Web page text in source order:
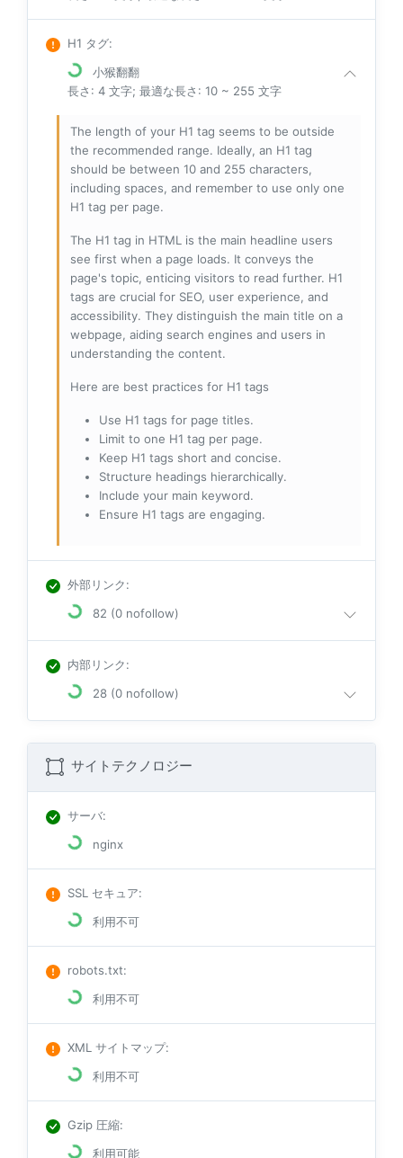
H1 タグ:
小猴翻翻
長さ: 4 文字; 最適な長さ: 10 ~ 255 文字
The length of your H1 tag seems to be outside
the recommended range. Ideally, an H1 tag
should be between 10 and 255 characters,
including spaces, and remember to use only one
H1 tag per page.
The H1 tag in HTML is the main headline users
see first when a page loads. It conveys the
page's topic, enticing visitors to read further. H1
tags are crucial for SEO, user experience, and
accessibility. They distinguish the main title on a
webpage, aiding search engines and users in
understanding the content.
Here are best practices for H1 tags
Use H1 tags for page titles.
Limit to one H1 tag per page.
Keep H1 tags short and concise.
Structure headings hierarchically.
Include your main keyword.
Ensure H1 tags are engaging.
外部リンク:
82 (0 nofollow)
内部リンク:
28 (0 nofollow)
サイトテクノロジー
サーバ:
nginx
SSL セキュア:
利用不可
robots.txt:
利用不可
XML サイトマップ:
利用不可
Gzip 圧縮:
利用可能